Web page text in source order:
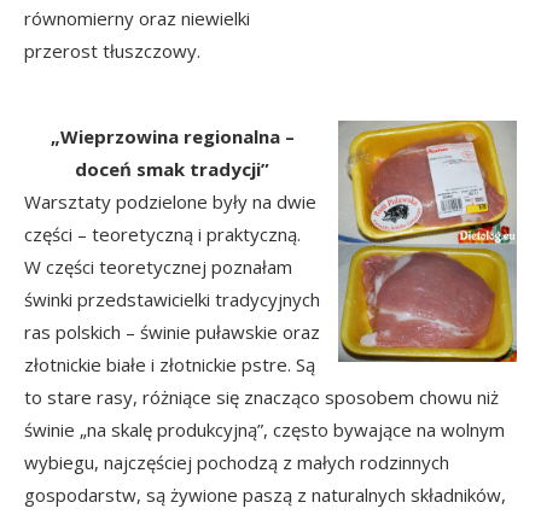
równomierny oraz niewielki
przerost tłuszczowy.
„Wieprzowina regionalna –
doceń smak tradycji”
Warsztaty podzielone były na dwie
części – teoretyczną i praktyczną.
W części teoretycznej poznałam
świnki przedstawicielki tradycyjnych
ras polskich – świnie puławskie oraz
złotnickie białe i złotnickie pstre. Są
to stare rasy, różniące się znacząco sposobem chowu niż
świnie „na skalę produkcyjną”, często bywające na wolnym
wybiegu, najczęściej pochodzą z małych rodzinnych
gospodarstw, są żywione paszą z naturalnych składników,